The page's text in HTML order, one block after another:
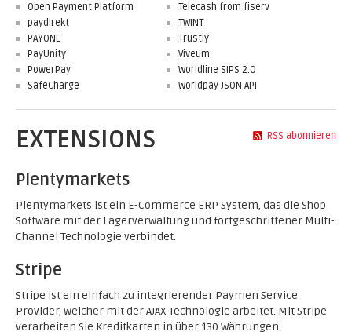
Open Payment Platform
paydirekt
PAYONE
PayUnity
PowerPay
SafeCharge
Telecash from fiserv
TWINT
Trustly
Viveum
Worldline SIPS 2.0
Worldpay JSON API
RSS abonnieren
EXTENSIONS
Plentymarkets
Plentymarkets ist ein E-Commerce ERP System, das die Shop
Software mit der Lagerverwaltung und fortgeschrittener Multi-
Channel Technologie verbindet.
Stripe
Stripe ist ein einfach zu integrierender Paymen Service
Provider, welcher mit der AJAX Technologie arbeitet. Mit Stripe
verarbeiten Sie Kreditkarten in über 130 Währungen